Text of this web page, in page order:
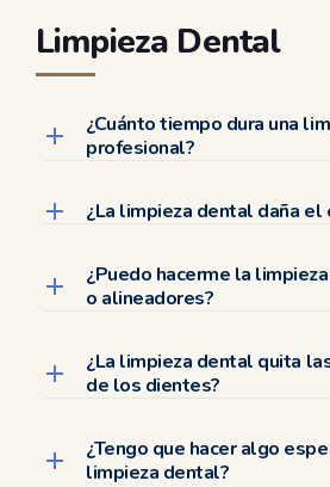
Limpieza Dental
¿Cuánto tiempo dura una
profesional?
¿La limpieza dental daña el
¿Puedo hacerme la
o alineadores?
¿La limpieza dental quita
de los dientes?
¿Tengo que hacer algo
limpieza dental?